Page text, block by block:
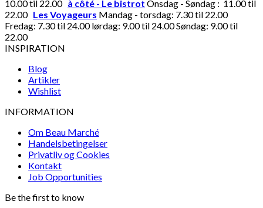
10.00 til 22.00 à côté - Le bistrot Onsdag - Søndag : 11.00 til
22.00 Les Voyageurs Mandag - torsdag: 7.30 til 22.00
Fredag: 7.30 til 24.00 lørdag: 9.00 til 24.00 Søndag: 9.00 til
22.00
INSPIRATION
Blog
Artikler
Wishlist
INFORMATION
Om Beau Marché
Handelsbetingelser
Privatliv og Cookies
Kontakt
Job Opportunities
Be the first to know